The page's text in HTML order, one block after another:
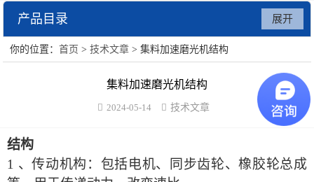
产品目录
水泥砂浆类试验仪器
防水卷材类试验仪器
展开
你的位置：首页 >技术文章 > 集料加速磨光机结构
集料加速磨光机结构
2024-05-14 技术文章
结构
1 、传动机构：包括电机、同步齿轮、橡胶轮总成